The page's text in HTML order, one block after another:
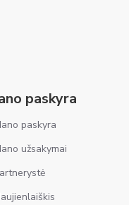
paskyra
paskyra
užsakymai